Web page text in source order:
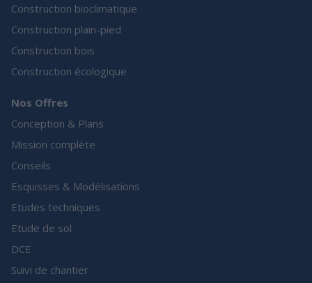
Construction bioclimatique
Construction plain-pied
Construction bois
Construction écologique
Nos Offres
Conception & Plans
Mission complète
Conseils
Esquisses & Modélisations
Etudes techniques
Etude de sol
DCE
Suivi de chantier